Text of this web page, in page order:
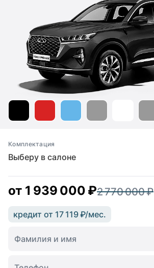
Выберу в салоне
Комплектация
от 1 939 000 ₽2 770 000 ₽
кредит от 17 119 ₽/мес.